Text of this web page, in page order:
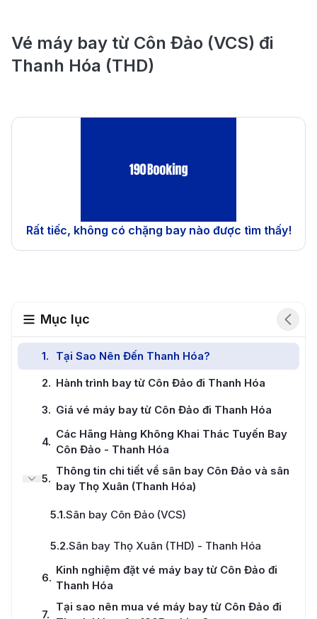
Vé máy bay từ Côn Đảo (VCS) đi
Thanh Hóa (THD)
Rất tiếc, không có chặng bay nào được tìm thấy!
Mục lục
1.
Tại Sao Nên Đến Thanh Hóa?
2. Hành trình bay từ Côn Đảo đi Thanh Hóa
3. Giá vé máy bay từ Côn Đảo đi Thanh Hóa
4.
Các Hãng Hàng Không Khai Thác Tuyến Bay
Côn Đảo - Thanh Hóa
5.
Thông tin chi tiết về sân bay Côn Đảo và sân
bay Thọ Xuân (Thanh Hóa)
5.1.Sân bay Côn Đảo (VCS)
5.2.Sân bay Thọ Xuân (THD) - Thanh Hóa
6.
Kinh nghiệm đặt vé máy bay từ Côn Đảo đi
Thanh Hóa
7.
Tại sao nên mua vé máy bay từ Côn Đảo đi